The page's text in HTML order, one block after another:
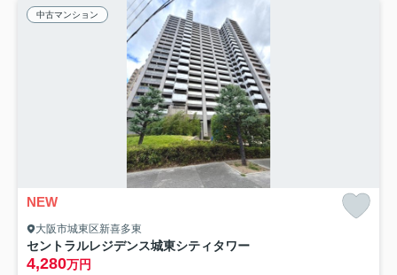
中古マンション
NEW
大阪市城東区新喜多東
セントラルレジデンス城東シティタワー
4,280万円